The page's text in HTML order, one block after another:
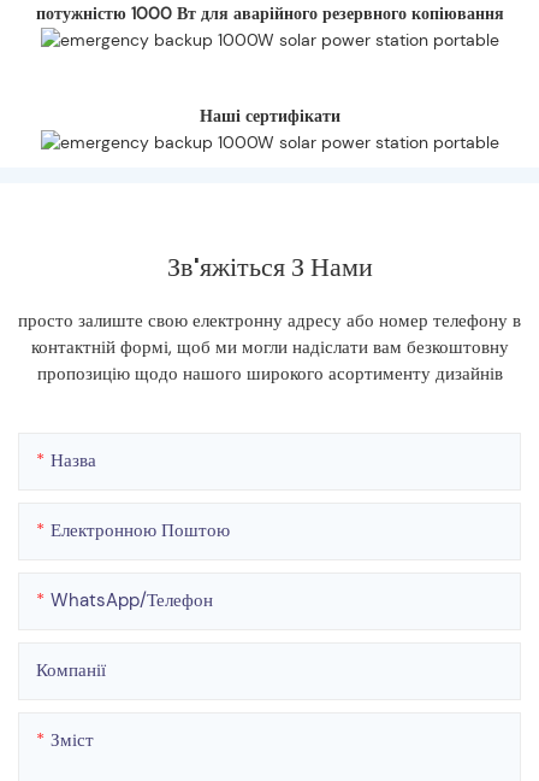
потужністю 1000 Вт для аварійного резервного копіювання
Наші сертифікати
Зв'яжіться З Нами
просто залиште свою електронну адресу або номер телефону в
контактній формі, щоб ми могли надіслати вам безкоштовну
пропозицію щодо нашого широкого асортименту дизайнів
Назва
Електронною Поштою
WhatsApp/телефон
Компанії
Зміст